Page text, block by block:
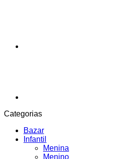
Categorias
Bazar
Infantil
Menina
Menino